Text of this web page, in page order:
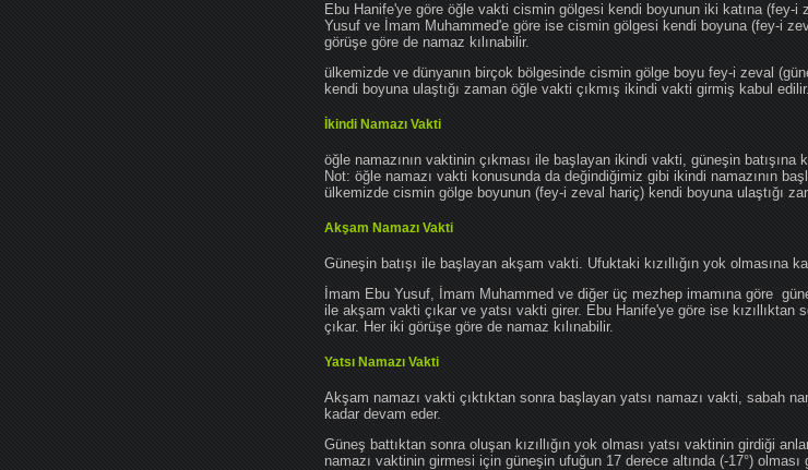
Ebu Hanife'ye göre öğle vakti cismin gölgesi kendi boyunun iki katına (fey-
Yusuf ve İmam Muhammed'e göre ise cismin gölgesi kendi boyuna (fey-i
görüşe göre de namaz kılınabilir.
ülkemizde ve dünyanın birçok bölgesinde cismin gölge boyu fey-i zeval
kendi boyuna ulaştığı zaman öğle vakti çıkmış ikindi vakti girmiş kabul edilir.
İkindi Namazı Vakti
öğle namazının vaktinin çıkması ile başlayan ikindi vakti, güneşin batışına
Not: öğle namazı vakti konusunda da değindiğimiz gibi ikindi namazının
ülkemizde cismin gölge boyunun (fey-i zeval hariç) kendi boyuna ulaştığı
Akşam Namazı Vakti
Güneşin batışı ile başlayan akşam vakti. Ufuktaki kızıllığın yok olmasına
İmam Ebu Yusuf, İmam Muhammed ve diğer üç mezhep imamına göre
ile akşam vakti çıkar ve yatsı vakti girer. Ebu Hanife'ye göre ise kızıllıktan
çıkar. Her iki görüşe göre de namaz kılınabilir.
Yatsı Namazı Vakti
Akşam namazı vakti çıktıktan sonra başlayan yatsı namazı vakti, sabah
kadar devam eder.
Güneş battıktan sonra oluşan kızıllığın yok olması yatsı vaktinin girdiği
namazı vaktinin girmesi için güneşin ufuğun 17 derece altında (-17°) olması